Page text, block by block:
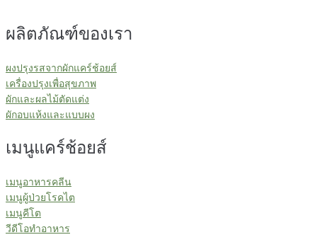
ผลิตภัณฑ์ของเรา
ผงปรุงรสจากผักแคร์ช้อยส์
เครื่องปรุงเพื่อสุขภาพ
ผักและผลไม้ตัดแต่ง
ผักอบแห้งและแบบผง
เมนูแคร์ช้อยส์
เมนูอาหารคลีน
เมนูผู้ป่วยโรคไต
เมนูคีโต
วีดีโอทำอาหาร